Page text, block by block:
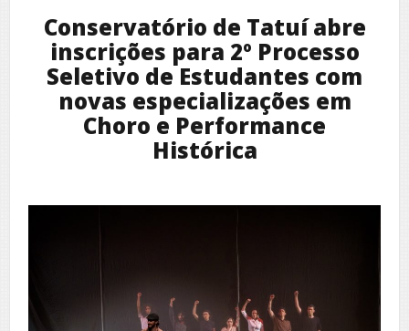
Conservatório de Tatuí abre
inscrições para 2º Processo
Seletivo de Estudantes com
novas especializações em
Choro e Performance
Histórica